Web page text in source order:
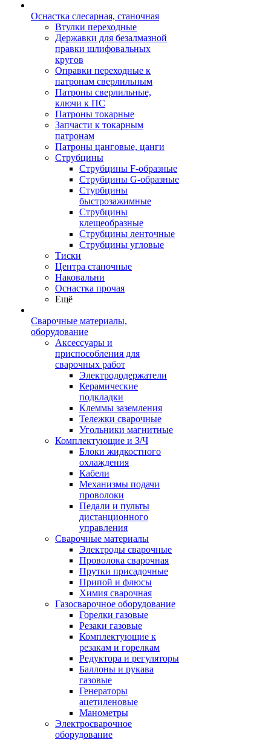
Оснастка слесарная, станочная
Втулки переходные
Державки для безалмазной
правки шлифовальных
кругов
Оправки переходные к
патронам сверлильным
Патроны сверлильные,
ключи к ПС
Патроны токарные
Запчасти к токарным
патронам
Патроны цанговые, цанги
Струбцины
Струбцины F-образные
Струбцины G-образные
Стурбцины
быстрозажимные
Струбцины
клещеобразные
Струбцины ленточные
Струбцины угловые
Тиски
Центра станочные
Наковальни
Оснастка прочая
Ещё
Сварочные материалы,
оборудование
Аксессуары и
приспособления для
сварочных работ
Электрододержатели
Керамические
подкладки
Клеммы заземления
Тележки сварочные
Угольники магнитные
Комплектующие и З/Ч
Блоки жидкостного
охлаждения
Кабели
Механизмы подачи
проволоки
Педали и пульты
дистанционного
управления
Сварочные материалы
Электроды сварочные
Проволока сварочная
Прутки присадочные
Припой и флюсы
Химия сварочная
Газосварочное оборудование
Горелки газовые
Резаки газовые
Комплектующие к
резакам и горелкам
Редуктора и регуляторы
Баллоны и рукава
газовые
Генераторы
ацетиленовые
Манометры
Электросварочное
оборудование